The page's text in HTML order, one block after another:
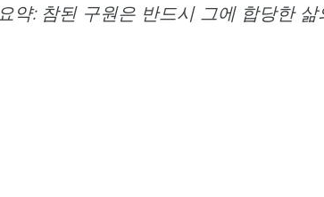
요약: 참된 구원은 반드시 그에 합당한